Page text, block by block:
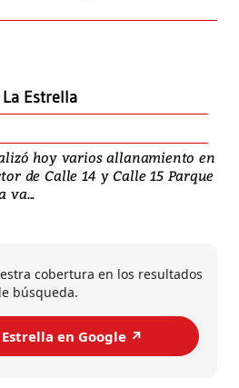
Estrella
hoy varios allanamiento en
de Calle 14 y Calle 15 Parque
va...
cobertura en los resultados
búsqueda.
en Google ↗️